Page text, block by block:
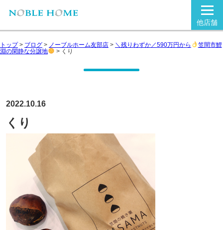
他店舗
トップ> ブログ > ノーブルホーム友部店 > ＼残りわずか／590万円から
笠間市鯉
淵の閑静な分譲地
> くり
2022.10.16
くり